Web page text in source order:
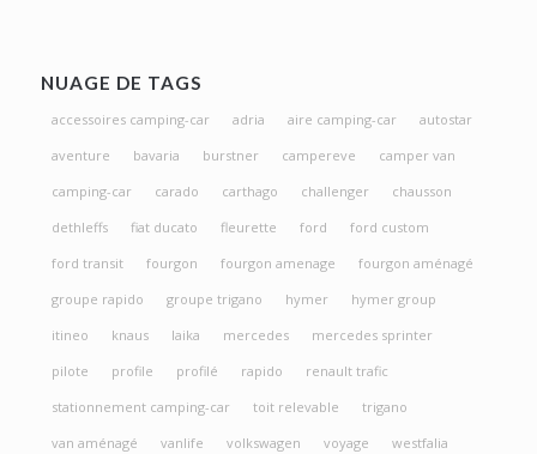
NUAGE DE TAGS
accessoires camping-car adria aire camping-car
autostar
aventure
bavaria burstner campereve
camper van
camping-car
carado carthago challenger
chausson
dethleffs
fiat ducato fleurette ford
ford custom
ford transit
fourgon fourgon amenage
fourgon aménagé
groupe rapido
groupe trigano hymer
hymer group
itineo
knaus laika mercedes
mercedes sprinter
pilote
profile profilé rapido
renault trafic
stationnement camping-car
toit relevable
trigano
van aménagé
vanlife volkswagen voyage westfalia